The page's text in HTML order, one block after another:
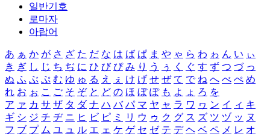
일반기호
로마자
아랍어
あ ぁ か が さ ざ た だ な は ば ぱ ま や ゃ ら わ ゎ ん い ぃ
き ぎ し じ ち ぢ に ひ び ぴ み り う ぅ く ぐ す ず つ づ っ
ぬ ふ ぶ ぷ む ゆ ゅ る え ぇ け げ せ ぜ て で ね へ べ ぺ め
れ お ぉ こ ご そ ぞ と ど の ほ ぼ ぽ も よ ょ ろ を
ア ァ カ サ ザ タ ダ ナ ハ バ パ マ ヤ ャ ラ ワ ヮ ン イ ィ キ
ギ シ ジ チ ヂ ニ ヒ ビ ピ ミ リ ウ ゥ ク グ ス ズ ツ ヅ ッ ヌ
フ ブ プ ム ユ ュ ル エ ェ ケ ゲ セ ゼ テ デ ヘ ベ ペ メ レ オ